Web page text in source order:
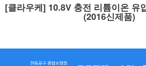
[클라우케] 10.8V 충전 리튬이온 유
(2016신제품)